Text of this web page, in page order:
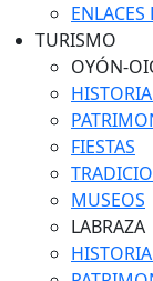
ENLACES
TURISMO
OYÓN-
FIESTAS
MUSEOS
LABRAZA